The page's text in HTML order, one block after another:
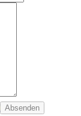
Absenden